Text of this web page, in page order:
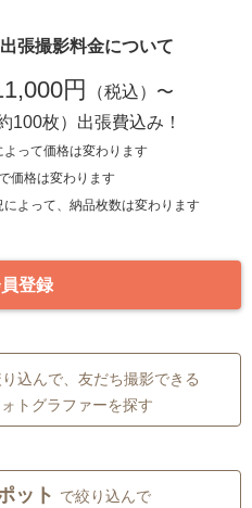
張撮影料金について
円
（税込）〜
100枚）出張費込み！
って価格は変わります
価格は変わります
よって、納品枚数は変わります
登録
込んで、友だち撮影できる
トグラファーを探す
ット で絞り込んで